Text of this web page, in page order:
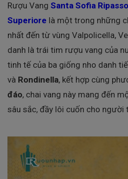
Rượu Vang Santa Sofia
Superiore là một trong những
nhất đến từ vùng Valpolicella,
danh là trái tim rượu vang của
tinh tế của ba giống nho danh
và Rondinella, kết hợp cùng
đáo, chai vang này mang đến
sâu sắc, đầy lôi cuốn cho